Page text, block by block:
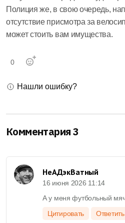
Полиция же, в свою очередь,
отсутствие присмотра за
может стоить вам имущества.
0
Нашли ошибку?
Комментария 3
НеАДэкВатный
16 июня 2026 11:14
А у меня футбольный мяч
Цитировать
Ответить